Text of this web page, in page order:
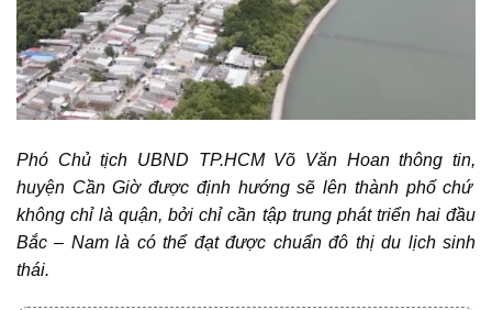
Phó Chủ tịch UBND TP.HCM Võ Văn Hoan thông tin,
huyện Cần Giờđược định hướng sẽ lên thành phố chứ
không chỉ là quận, bởi chỉ cần tập trung phát triển hai đầu
Bắc – Nam là có thể đạt được chuẩn đô thị du lịch sinh
thái.